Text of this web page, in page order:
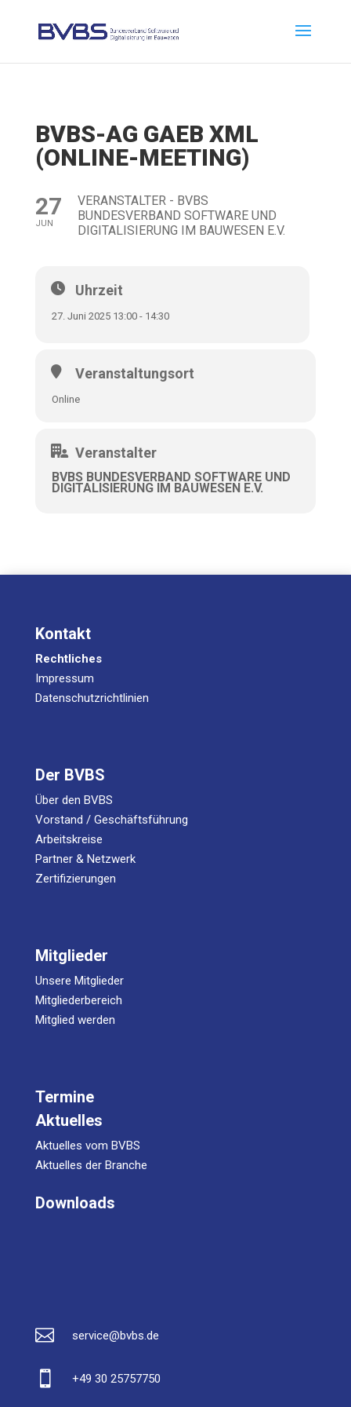
BVBS-AG GAEB XML
(ONLINE-MEETING)
27
JUN
VERANSTALTER - BVBS
BUNDESVERBAND SOFTWARE UND
DIGITALISIERUNG IM BAUWESEN E.V.
Uhrzeit
27. Juni 2025 13:00 - 14:30
Veranstaltungsort
Online
Veranstalter
BVBS BUNDESVERBAND SOFTWARE UND
DIGITALISIERUNG IM BAUWESEN E.V.
Kontakt
Rechtliches
Impressum
Datenschutzrichtlinien
Der BVBS
Über den BVBS
Vorstand / Geschäftsführung
Arbeitskreise
Partner & Netzwerk
Zertifizierungen
Mitglieder
Unsere Mitglieder
Mitgliederbereich
Mitglied werden
Termine
Aktuelles
Aktuelles vom BVBS
Aktuelles der Branche
Downloads
 service@bvbs.de
 +49 30 25757750